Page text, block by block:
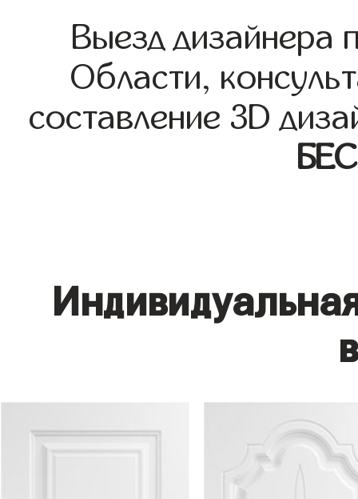
Выезд дизайнера
Области,
составление 3D